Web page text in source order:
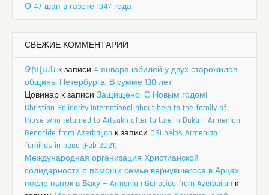
О 47 шап в газете 1947 года
СВЕЖИЕ КОММЕНТАРИИ
Ջիվան к записи 4 января юбилей у двух старожилов
общины Петербурга. В сумме 130 лет
Цовинар к записи Защищено: С Новым годом!
Christian Solidarity International about help to the family of
those who returned to Artsakh after torture in Baku – Armenian
Genocide from Azerbaijan к записи CSI helps Armenian
families in need (Feb 2021)
Международная организация Христианской
солидарности о помощи семье вернувшегося в Арцах
после пыток в Баку — Armenian Genocide from Azerbaijan к